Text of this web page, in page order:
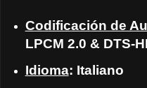
Codificación de
LPCM 2.0 & DTS-
Idioma: Italiano